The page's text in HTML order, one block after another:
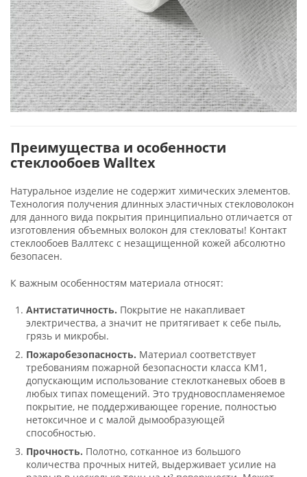
Преимущества и особенности
стеклообоев Walltex
Натуральное изделие не содержит химических элементов.
Технология получения длинных эластичных стекловолокон
для данного вида покрытия принципиально отличается от
изготовления объемных волокон для стекловаты! Контакт
стеклообоев Валлтекс с незащищенной кожей абсолютно
безопасен.
К важным особенностям материала относят:
Антистатичность. Покрытие не накапливает
электричества, а значит не притягивает к себе пыль,
грязь и микробы.
Пожаробезопасность. Материал соответствует
требованиям пожарной безопасности класса КМ1,
допускающим использование стеклотканевых обоев в
любых типах помещений. Это трудновоспламеняемое
покрытие, не поддерживающее горение, полностью
нетоксичное и с малой дымообразующей
способностью.
Прочность. Полотно, сотканное из большого
количества прочных нитей, выдерживает усилие на